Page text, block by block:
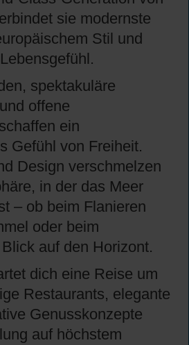
sie modernste
Stil und
spektakuläre
offene
ein
Gefühl von Freiheit.
Design verschmelzen
in der das Meer
– ob beim Flanieren
oder beim
auf den Horizont.
dich eine Reise um
Restaurants, elegante
Genusskonzepte
auf höchstem